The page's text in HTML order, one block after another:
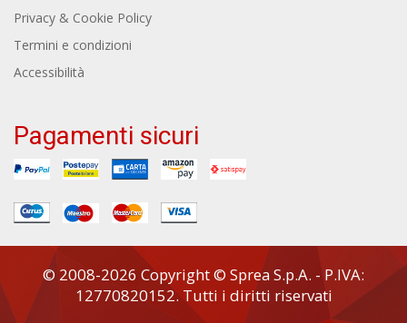
Privacy & Cookie Policy
Termini e condizioni
Accessibilità
Pagamenti sicuri
© 2008-2026 Copyright © Sprea S.p.A. - P.IVA:
12770820152. Tutti i diritti riservati